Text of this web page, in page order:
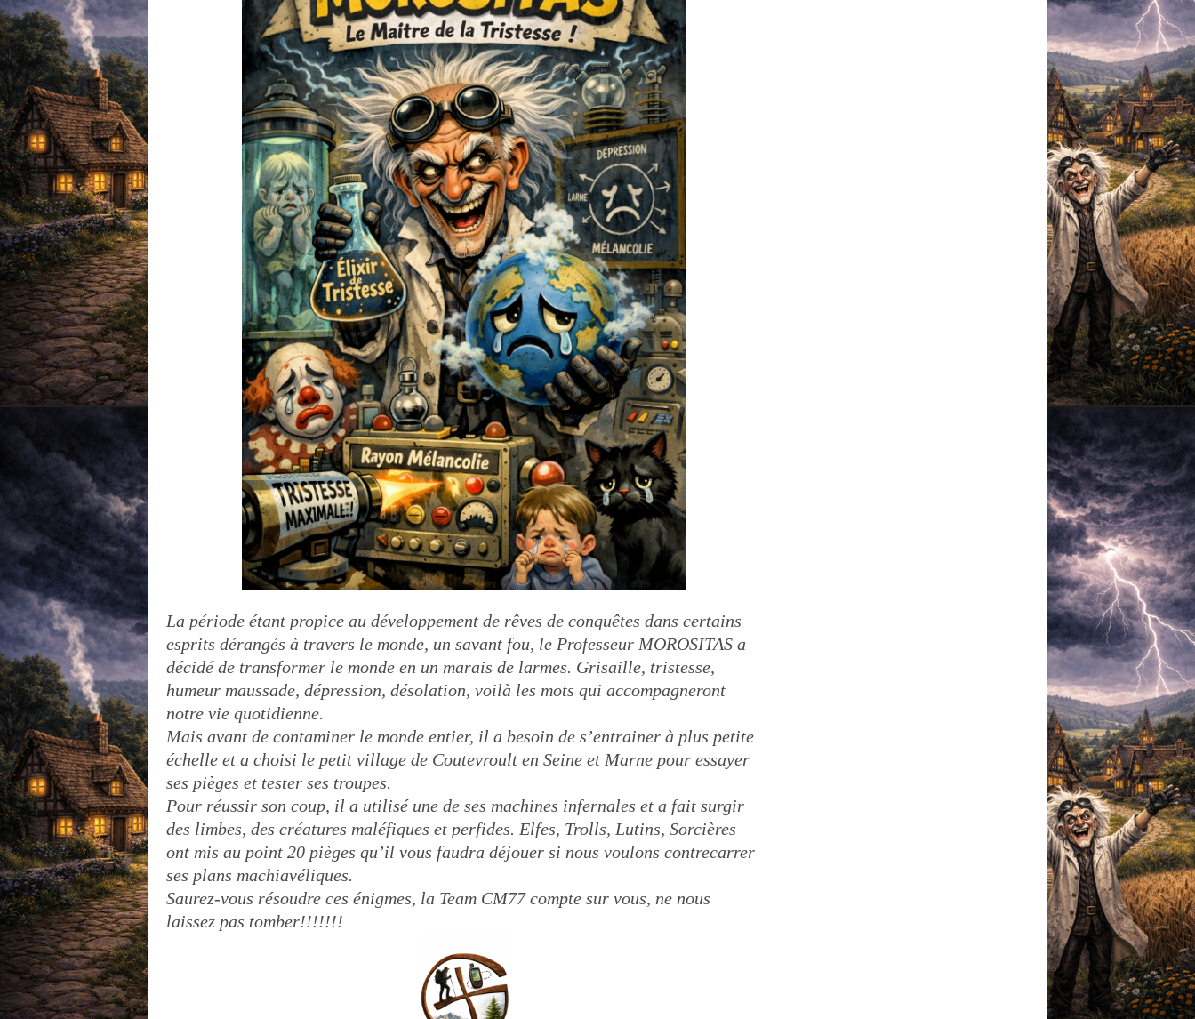
La période étant propice au développement de rêves de conquêtes dans certains
esprits dérangés à travers le monde, un savant fou, le Professeur MOROSITAS a
décidé de transformer le monde en un marais de larmes. Grisaille, tristesse,
humeur maussade, dépression, désolation, voilà les mots qui accompagneront
notre vie quotidienne.
Mais avant de contaminer le monde entier, il a besoin de s’entrainer à plus petite
échelle et a choisi le petit village de Coutevroult en Seine et Marne pour essayer
ses pièges et tester ses troupes.
Pour réussir son coup, il a utilisé une de ses machines infernales et a fait surgir
des limbes, des créatures maléfiques et perfides. Elfes, Trolls, Lutins, Sorcières
ont mis au point 20 pièges qu’il vous faudra déjouer si nous voulons contrecarrer
ses plans machiavéliques.
Saurez-vous résoudre ces énigmes, la Team CM77 compte sur vous, ne nous
laissez pas tomber!!!!!!!